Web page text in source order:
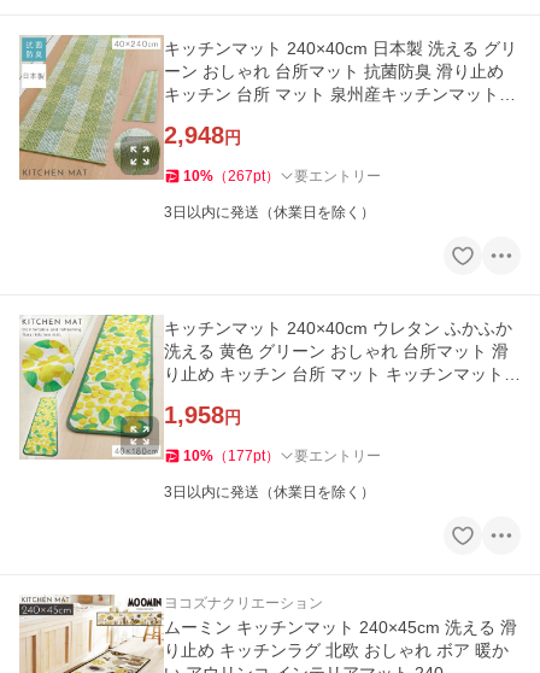
キッチンマット 240×40cm 日本製 洗える グリ
ーン おしゃれ 台所マット 抗菌防臭 滑り止め
キッチン 台所 マット 泉州産キッチンマットサ
2,948円
10% （267pt） 要エントリー
3日以内に発送（休業日を除く）
キッチンマット 240×40cm ウレタン ふかふか
洗える 黄色 グリーン おしゃれ 台所マット 滑
り止め キッチン 台所 マット キッチンマット
1,958円
10% （ 177pt） 要エントリー
3日以内に発送（休業日を除く）
ヨコズナクリエーション
ムーミン キッチンマット 240×45cm 洗える 滑
り止め キッチンラグ 北欧 おしゃれ ボア 暖か